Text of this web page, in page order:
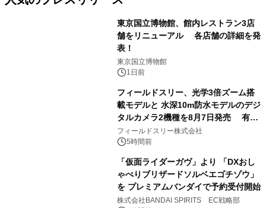
東京国立博物館、館内レストラン3店
舗をリニューアル 各店舗の詳細を発
表！
東京国立博物館
1日前
フィールドスリー、光学3倍ズーム搭
載モデルと 水深10m防水モデルのデジ
タルカメラ2機種を8月7日発売 有効
約1300万画素、用途別に選べるコンデ
ジ新登場
フィールドスリー株式会社
5時間前
「仮面ライダーガヴ」より 「DXおし
ゃべりブリザードソルベエゴチゾウ」
を プレミアムバンダイで予約受付開始
株式会社BANDAI SPIRITS EC戦略部